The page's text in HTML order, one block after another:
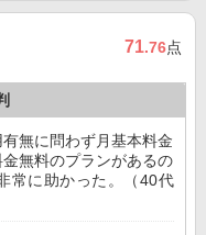
71.76点
無に問わず月基本料金
無料のプランがあるの
常に助かった。（40代